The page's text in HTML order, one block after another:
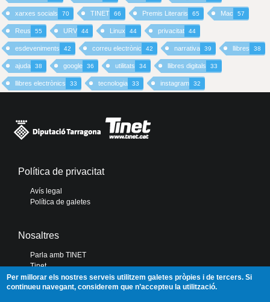
xarxes socials 70 TINET 66 Premis Literaris 65 Mac 57
Reus 55 URV 44 Linux 44 privacitat 44
esdeveniments 42 correu electrònic 42 narrativa 39 llibres 38
ajuda 38 google 36 utilitats 34 llibres digitals 33
llibres electrònics 33 tecnologia 33 instagram 32
Política de privacitat
Avís legal
Política de galetes
Nosaltres
Parla amb TINET
Tinet
Diputació de Tarragona
Portal de Transparència
Per millorar els nostres serveis utilitzem galetes pròpies i de tercers. Si
continueu navegant, considerem que n’accepteu la utilització.